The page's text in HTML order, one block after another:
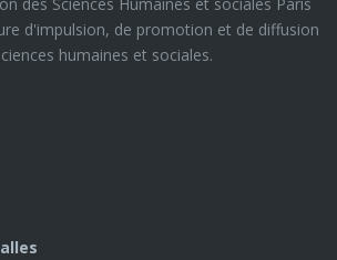
des Sciences Humaines et sociales Paris
d'impulsion, de promotion et de diffusion
humaines et sociales.